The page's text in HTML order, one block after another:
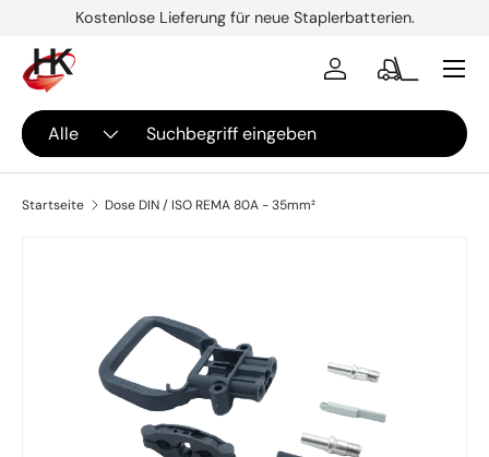
Zum Inhalt springen
Zum Menü springen
Fußzeile springen
Barrierefreiheits-Widget öffnen
Kostenlose Lieferung für neue Staplerbatterien.
Suchen
Art
Alle
EinloggenStapler
Menü
Startseite Dose DIN / ISO REMA 80A - 35mm²